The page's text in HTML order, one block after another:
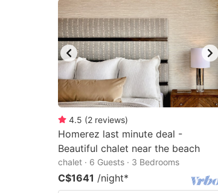
keyboard
shortcuts
for
changing
dates.
4.5 (2 reviews)
Homerez last minute deal -
Beautiful chalet near the beach
chalet · 6 Guests · 3 Bedrooms
C$1641 /night*